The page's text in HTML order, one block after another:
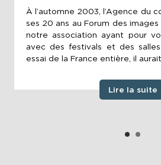
À l’automne 2003, l’Agence du
ses 20 ans au Forum des images
notre association ayant pour
avec des festivals et des
essai de la France entière, il
Lire la suite